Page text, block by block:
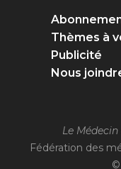
Thèmes à
Publicité
Nous
Le
Fédération des
©